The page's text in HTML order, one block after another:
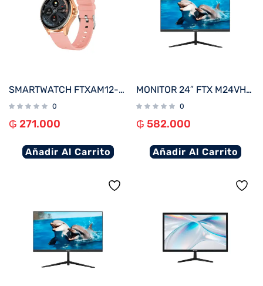
SMARTWATCH FTXAM12-RGP 49MM ROSE GOLD/ROSA ANDROID/IOS/BT/FREC. CARD
0
₲ 271.000
Añadir Al Carrito
MONITOR 24″ FTX M24VHDFML FHD VGA/HDMI/75HZ/1MS/VA/BIVOLT BORDE INFINITO
0
₲ 582.000
Añadir Al Carrito